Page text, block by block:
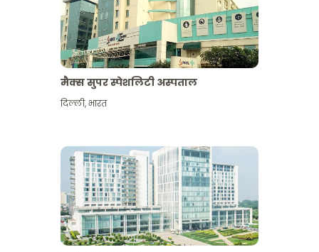
मैक्स सुपर स्पेशलिटी अस्पताल
दिल्ली,भारत